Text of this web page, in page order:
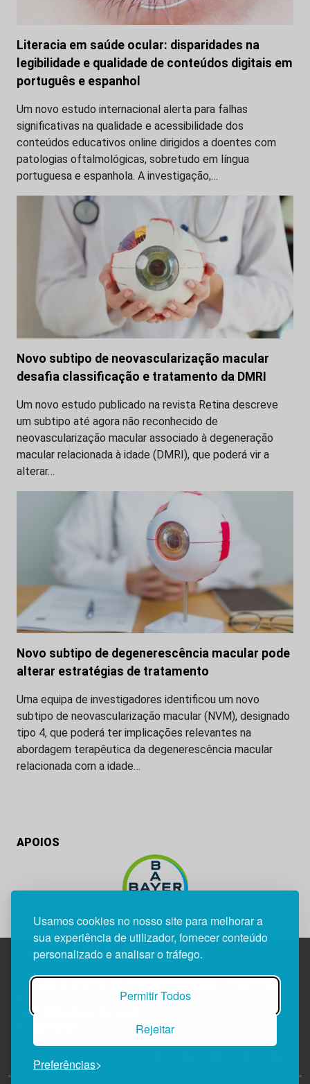
Usamos cookies no nosso site para melhorar a
sua experiência de utilizador, fornecer conteúdo
personalizado e analisar o tráfego.
Permitir Todos
Rejeitar
Preferências
Literacia em saúde ocular: disparidades na
legibilidade e qualidade de conteúdos digitais em
português e espanhol
Um novo estudo internacional alerta para falhas
significativas na qualidade e acessibilidade dos
conteúdos educativos online dirigidos a doentes com
patologias oftalmológicas, sobretudo em língua
portuguesa e espanhola. A investigação,…
Novo subtipo de neovascularização macular
desafia classificação e tratamento da DMRI
Um novo estudo publicado na revista Retina descreve
um subtipo até agora não reconhecido de
neovascularização macular associado à degeneração
macular relacionada à idade (DMRI), que poderá vir a
alterar…
Novo subtipo de degenerescência macular pode
alterar estratégias de tratamento
Uma equipa de investigadores identificou um novo
subtipo de neovascularização macular (NVM), designado
tipo 4, que poderá ter implicações relevantes na
abordagem terapêutica da degenerescência macular
relacionada com a idade…
APOIOS
Edif. Lisboa Oriente | Av. Infante D. Henrique, n.º 333H, esc.
1800-282 Lisboa | Portugal